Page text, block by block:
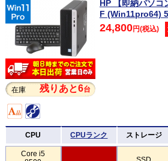
在庫 残りあと6台
HP 【即納パソ
F (Win11pro64)
24,800円(税込)
CPU CPUランク ストレージ
Core i5